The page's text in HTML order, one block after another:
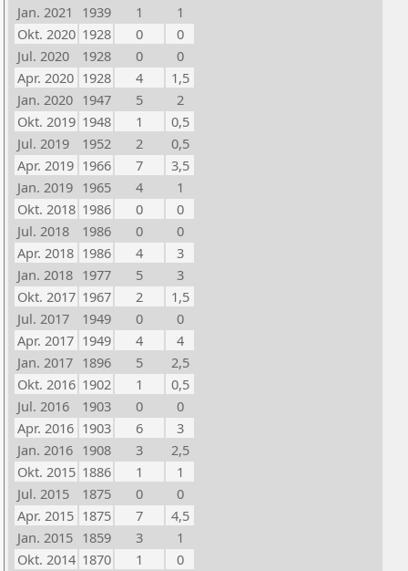
Jan. 2021
1939 1
1
Okt. 2020 1928 0
0
Jul. 2020
1928 0
0
Apr. 2020 1928 4
1,5
Jan. 2020 1947 5
2
Okt. 2019 1948 1
0,5
Jul. 2019
1952 2
0,5
Apr. 2019 1966 7
3,5
Jan. 2019 1965 4
1
Okt. 2018 1986 0
0
Jul. 2018
1986 0
0
Apr. 2018 1986 4
3
Jan. 2018 1977 5
3
Okt. 2017 1967 2
1,5
Jul. 2017
1949 0
0
Apr. 2017 1949 4
4
Jan. 2017 1896 5
2,5
Okt. 2016 1902 1
0,5
Jul. 2016
1903 0
0
Apr. 2016 1903 6
3
Jan. 2016 1908 3
2,5
Okt. 2015 1886 1
1
Jul. 2015
1875 0
0
Apr. 2015 1875 7
4,5
Jan. 2015 1859 3
1
Okt. 2014 1870 1
0